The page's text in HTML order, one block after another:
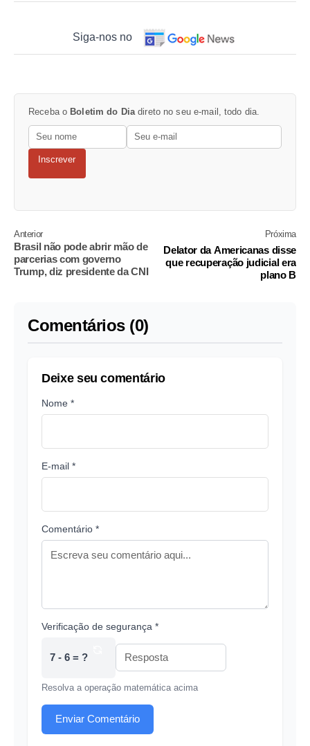
Siga-nos no
Receba o Boletim do Diadireto no seu e-mail, todo dia.
Inscrever
Anterior
Brasil não pode abrir mão de
parcerias com governo
Trump, diz presidente da CNI
Próxima
Delator da Americanas disse
que recuperação judicial era
plano B
Comentários (0)
Deixe seu comentário
Nome *
E-mail *
Comentário *
Verificação de segurança *
7 - 6 = ?
Resolva a operação matemática acima
Enviar Comentário